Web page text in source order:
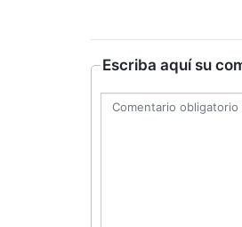
Escriba aquí su